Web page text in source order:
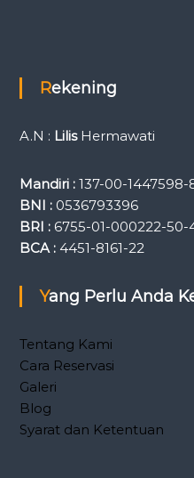
Rekening
A.N : Lilis Hermawati
Mandiri :137-00-1447598-
BNI :0536793396
BRI :6755-01-000222-50-
BCA :4451-8161-22
Yang Perlu Anda
Tentang Kami
Cara Reservasi
Galeri
Blog
Syarat dan Ketentuan